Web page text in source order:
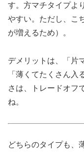
す。方マチタイプよ
やすい。ただし、こ
が増えるため）。
デメリットは、「片
「薄くてたくさん
さは、トレードオフ
ね。
どちらのタイプも、